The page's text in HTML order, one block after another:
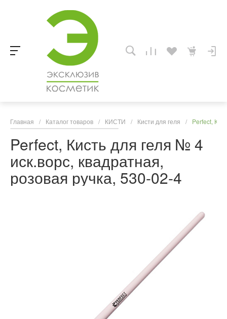
Главная / Каталог товаров / КИСТИ / Кисти для геля / Perfect,
Perfect, Кисть для геля № 4
иск.ворс, квадратная,
розовая ручка, 530-02-4